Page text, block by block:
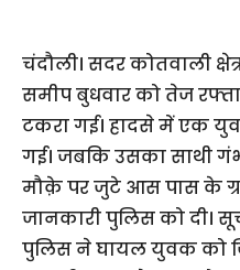
चंदौली। सदर कोतवाली
समीप बुधवार को तेज
टकरा गई। हादसे में एक
गई। जबकि उसका साथी
मौक़े पर जुटे आस पास के
जानकारी पुलिस को दी।
पुलिस ने घायल युवक को